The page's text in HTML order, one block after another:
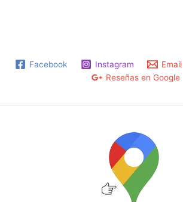
Facebook Instagram Email
Reseñas en Google